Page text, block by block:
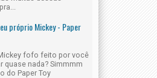
próprio Mickey - Paper
fofo feito por você
quase nada? Simmmm
do Paper Toy